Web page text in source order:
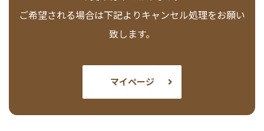
ご希望される場合は下記よりキャンセル処理をお願い
致します。
マイページ